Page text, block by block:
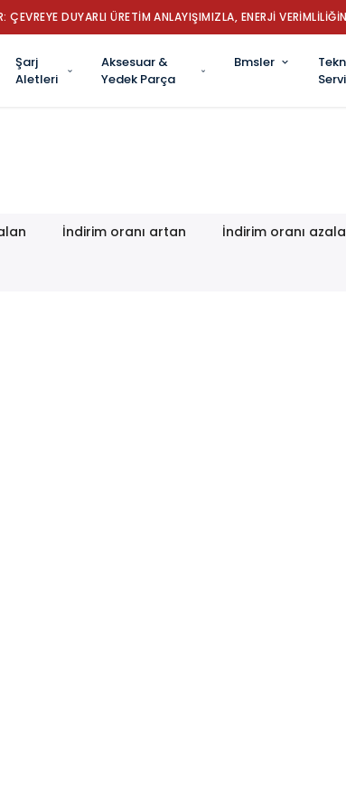
ÇEVREYE DUYARLI ÜRETİM ANLAYIŞIMIZLA, ENERJİ
Şarj
Aletleri
Aksesuar &
Yedek Parça
Bmsler
İndirim oranı artan İndirim oranı